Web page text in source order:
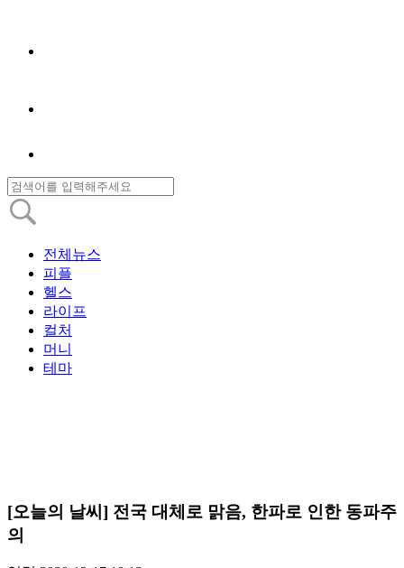
전체뉴스
피플
헬스
라이프
컬처
머니
테마
[오늘의 날씨] 전국 대체로 맑음, 한파로 인한 동파주
의